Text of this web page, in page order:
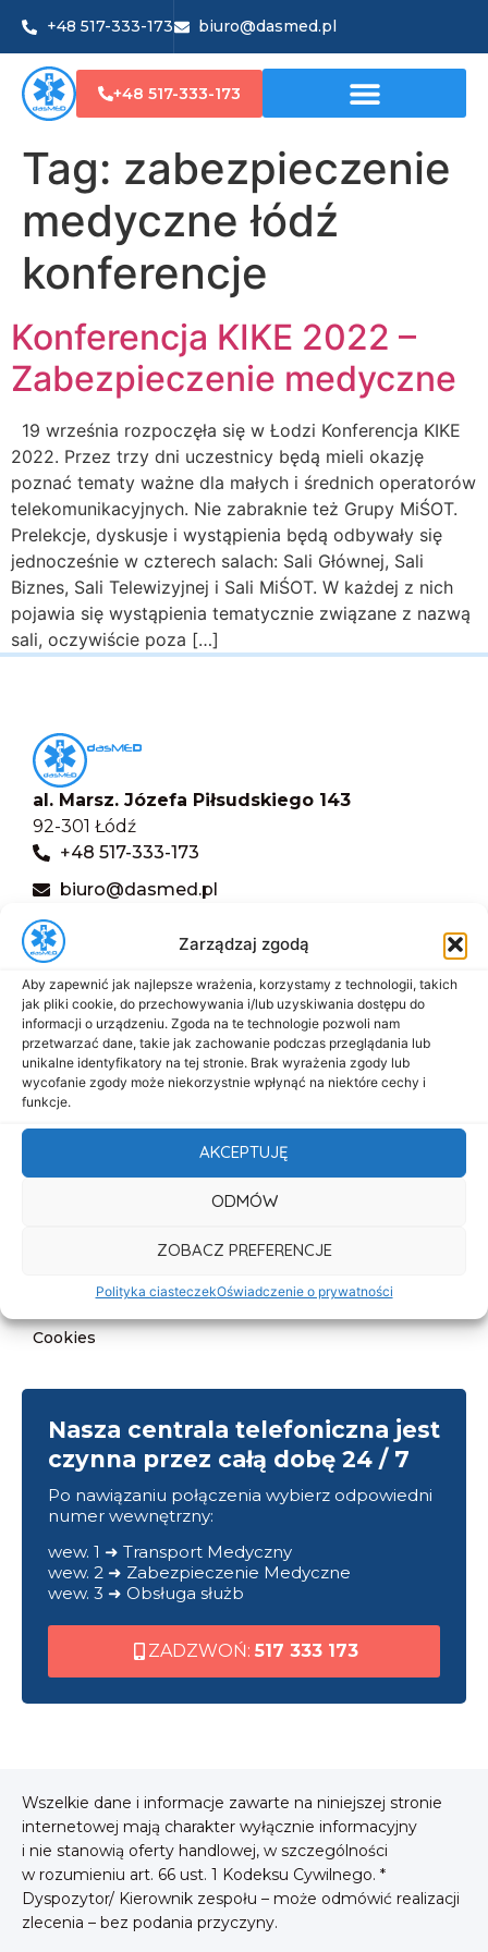
Zarządzaj zgodą
Aby zapewnić jak najlepsze wrażenia, korzystamy z technologii, takich
jak pliki cookie, do przechowywania i/lub uzyskiwania dostępu do
informacji o urządzeniu. Zgoda na te technologie pozwoli nam
przetwarzać dane, takie jak zachowanie podczas przeglądania lub
unikalne identyfikatory na tej stronie. Brak wyrażenia zgody lub
wycofanie zgody może niekorzystnie wpłynąć na niektóre cechy i
funkcje.
AKCEPTUJĘ
ODMÓW
ZOBACZ PREFERENCJE
Polityka ciasteczekOświadczenie o prywatności
+48 517-333-173 biuro@dasmed.pl
+48 517-333-173
Tag: zabezpieczenie
medyczne łódź
konferencje
Konferencja KIKE 2022 –
Zabezpieczenie medyczne
19 września rozpoczęła się w Łodzi Konferencja KIKE
2022. Przez trzy dni uczestnicy będą mieli okazję
poznać tematy ważne dla małych i średnich operatorów
telekomunikacyjnych. Nie zabraknie też Grupy MiŚOT.
Prelekcje, dyskusje i wystąpienia będą odbywały się
jednocześnie w czterech salach: Sali Głównej, Sali
Biznes, Sali Telewizyjnej i Sali MiŚOT. W każdej z nich
pojawia się wystąpienia tematycznie związane z nazwą
sali, oczywiście poza […]
al. Marsz. Józefa Piłsudskiego 143
92-301 Łódź
+48 517-333-173
biuro@dasmed.pl
Menu
Start
O nas
Oferta
Cennik
Aktualności
Polityka prywatności
Cookies
Nasza centrala telefoniczna jest
czynna przez całą dobę 24 / 7
Po nawiązaniu połączenia wybierz odpowiedni
numer wewnętrzny:
wew. 1 ➜ Transport Medyczny
wew. 2 ➜ Zabezpieczenie Medyczne
wew. 3 ➜ Obsługa służb
ZADZWOŃ: 517 333 173
Wszelkie dane i informacje zawarte na niniejszej stronie
internetowej mają charakter wyłącznie informacyjny
i nie stanowią oferty handlowej, w szczególności
w rozumieniu art. 66 ust. 1 Kodeksu Cywilnego. *
Dyspozytor/ Kierownik zespołu – może odmówić realizacji
zlecenia – bez podania przyczyny.